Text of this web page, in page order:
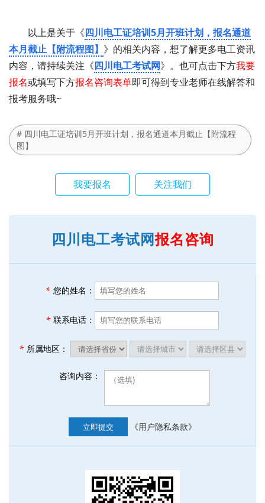
以上是关于《四川电工证培训5月开班计划，报名通道
本月截止【附流程图】 》的相关内容，想了解更多电工资讯
内容，请持续关注《四川电工考试网》。也可点击下方我要
报名或填写下方报名咨询表单即可得到专业老师在线解答和
报考服务哦~
# 四川电工证培训5月开班计划，报名通道本月截止【附流程
图】
我要报名 关注我们
四川电工考试网报名咨询
* 您的姓名：
* 联系电话：
* 所属地区：
咨询内容：
立即提交 《用户隐私条款》